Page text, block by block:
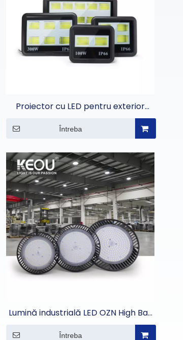
Proiector cu LED pentru exterior
Întreba
Lumină industrială LED OZN High Bay
Întreba